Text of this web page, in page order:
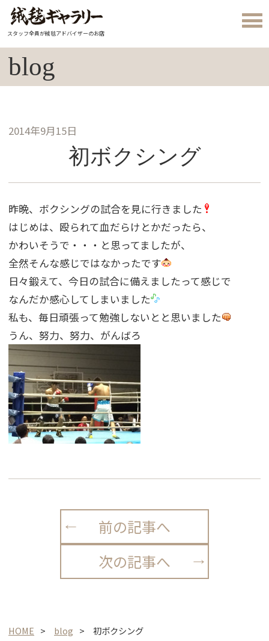
スタッフ全員が絨毯アドバイザーのお店
blog
2014年9月15日
初ボクシング
昨晩、ボクシングの試合を見に行きました
はじめは、殴られて血だらけとかだったら、
かわいそうで・・・と思ってましたが、
全然そんな感じではなかったです
日々鍛えて、今日の試合に備えましたって感じで
なんだか感心してしまいました
私も、毎日頑張って勉強しないとと思いました
うん、努力、努力、がんばろ
前の記事へ
次の記事へ
HOME blog 初ボクシング